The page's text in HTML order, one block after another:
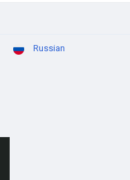
Russian